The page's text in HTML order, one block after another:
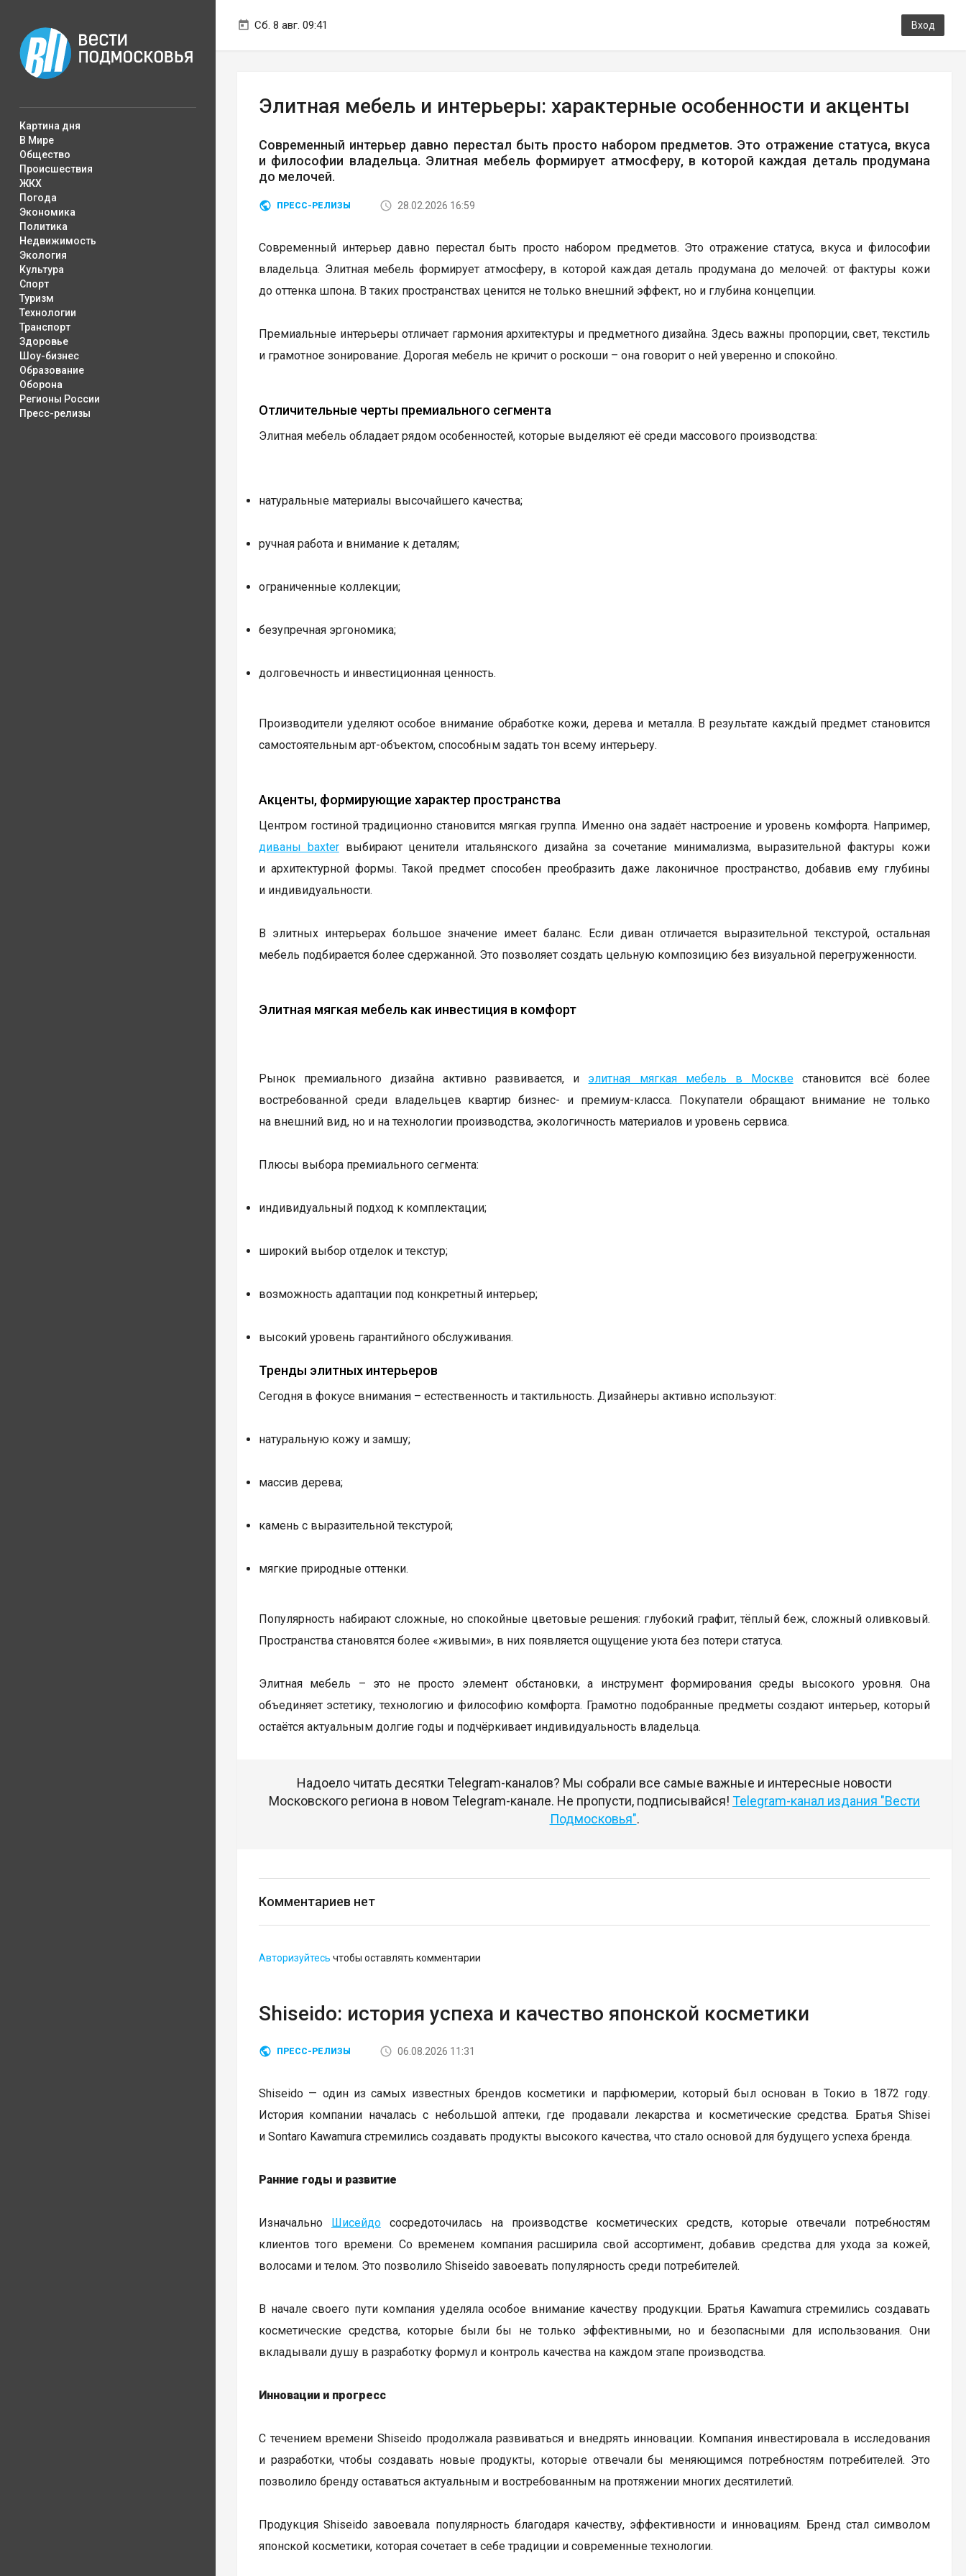
Сб. 8 авг. 09:41 Вход
Картина дня
В Мире
Общество
Происшествия
ЖКХ
Погода
Экономика
Политика
Недвижимость
Экология
Культура
Спорт
Туризм
Технологии
Транспорт
Здоровье
Шоу-бизнес
Образование
Оборона
Регионы России
Пресс-релизы
Элитная мебель и интерьеры: характерные особенности и акценты
Современный интерьер давно перестал быть просто набором предметов. Это отражение статуса, вкуса
и философии владельца. Элитная мебель формирует атмосферу, в которой каждая деталь продумана
до мелочей.
ПРЕСС-РЕЛИЗЫ 28.02.2026 16:59
Современный интерьер давно перестал быть просто набором предметов. Это отражение статуса, вкуса и философии
владельца. Элитная мебель формирует атмосферу, в которой каждая деталь продумана до мелочей: от фактуры кожи
до оттенка шпона. В таких пространствах ценится не только внешний эффект, но и глубина концепции.
Премиальные интерьеры отличает гармония архитектуры и предметного дизайна. Здесь важны пропорции, свет, текстиль
и грамотное зонирование. Дорогая мебель не кричит о роскоши – она говорит о ней уверенно и спокойно.
Отличительные черты премиального сегмента
Элитная мебель обладает рядом особенностей, которые выделяют её среди массового производства:
натуральные материалы высочайшего качества;
ручная работа и внимание к деталям;
ограниченные коллекции;
безупречная эргономика;
долговечность и инвестиционная ценность.
Производители уделяют особое внимание обработке кожи, дерева и металла. В результате каждый предмет становится
самостоятельным арт-объектом, способным задать тон всему интерьеру.
Акценты, формирующие характер пространства
Центром гостиной традиционно становится мягкая группа. Именно она задаёт настроение и уровень комфорта. Например,
диваны baxterвыбирают ценители итальянского дизайна за сочетание минимализма, выразительной фактуры кожи
и архитектурной формы. Такой предмет способен преобразить даже лаконичное пространство, добавив ему глубины
и индивидуальности.
В элитных интерьерах большое значение имеет баланс. Если диван отличается выразительной текстурой, остальная
мебель подбирается более сдержанной. Это позволяет создать цельную композицию без визуальной перегруженности.
Элитная мягкая мебель как инвестиция в комфорт
Рынок премиального дизайна активно развивается, и элитная мягкая мебель в Москвестановится всё более
востребованной среди владельцев квартир бизнес- и премиум-класса. Покупатели обращают внимание не только
на внешний вид, но и на технологии производства, экологичность материалов и уровень сервиса.
Плюсы выбора премиального сегмента:
индивидуальный подход к комплектации;
широкий выбор отделок и текстур;
возможность адаптации под конкретный интерьер;
высокий уровень гарантийного обслуживания.
Тренды элитных интерьеров
Сегодня в фокусе внимания – естественность и тактильность. Дизайнеры активно используют:
натуральную кожу и замшу;
массив дерева;
камень с выразительной текстурой;
мягкие природные оттенки.
Популярность набирают сложные, но спокойные цветовые решения: глубокий графит, тёплый беж, сложный оливковый.
Пространства становятся более «живыми», в них появляется ощущение уюта без потери статуса.
Элитная мебель – это не просто элемент обстановки, а инструмент формирования среды высокого уровня. Она
объединяет эстетику, технологию и философию комфорта. Грамотно подобранные предметы создают интерьер, который
остаётся актуальным долгие годы и подчёркивает индивидуальность владельца.
Надоело читать десятки Telegram-каналов? Мы собрали все самые важные и интересные новости
Московского региона в новом Telegram-канале. Не пропусти, подписывайся! Telegram-канал издания "Вести
Подмосковья".
Комментариев нет
Авторизуйтесь чтобы оставлять комментарии
Shiseido: история успеха и качество японской косметики
ПРЕСС-РЕЛИЗЫ 06.08.2026 11:31
Shiseido — один из самых известных брендов косметики и парфюмерии, который был основан в Токио в 1872 году.
История компании началась с небольшой аптеки, где продавали лекарства и косметические средства. Братья Shisei
и Sontaro Kawamura стремились создавать продукты высокого качества, что стало основой для будущего успеха бренда.
Ранние годы и развитие
Изначально Шисейдососредоточилась на производстве косметических средств, которые отвечали потребностям
клиентов того времени. Со временем компания расширила свой ассортимент, добавив средства для ухода за кожей,
волосами и телом. Это позволило Shiseido завоевать популярность среди потребителей.
В начале своего пути компания уделяла особое внимание качеству продукции. Братья Kawamura стремились создавать
косметические средства, которые были бы не только эффективными, но и безопасными для использования. Они
вкладывали душу в разработку формул и контроль качества на каждом этапе производства.
Инновации и прогресс
С течением времени Shiseido продолжала развиваться и внедрять инновации. Компания инвестировала в исследования
и разработки, чтобы создавать новые продукты, которые отвечали бы меняющимся потребностям потребителей. Это
позволило бренду оставаться актуальным и востребованным на протяжении многих десятилетий.
Продукция Shiseido завоевала популярность благодаря качеству, эффективности и инновациям. Бренд стал символом
японской косметики, которая сочетает в себе традиции и современные технологии.